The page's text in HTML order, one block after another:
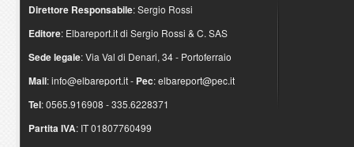
Direttore Responsabile: Sergio Rossi
Editore: Elbareport.it di Sergio Rossi & C. SAS
Sede legale: Via Val di Denari, 34 - Portoferraio
Mail:info@elbareport.it- Pec:elbareport@pec.it
Tel: 0565.916908 - 335.6228371
Partita IVA: IT 01807760499